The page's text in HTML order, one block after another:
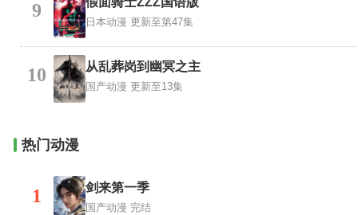
9
日本动漫 更新至第47集
10 从乱葬岗到幽冥之主
国产动漫 更新至13集
热门动漫
1 剑来第一季
国产动漫 完结